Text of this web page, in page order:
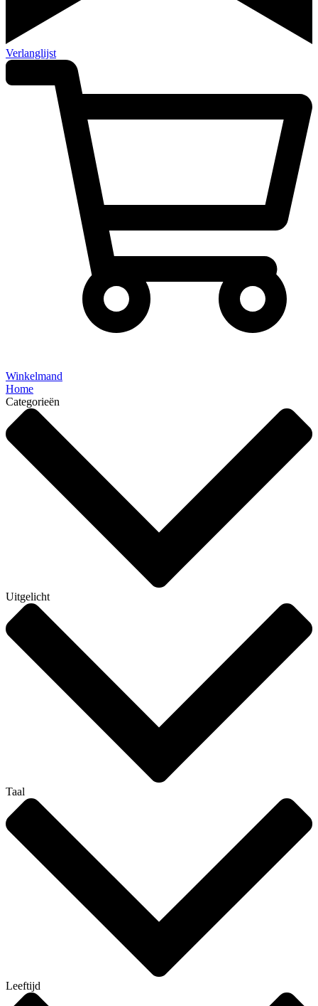
Verlanglijst
Winkelmand
Home
Categorieën
Uitgelicht
Taal
Leeftijd